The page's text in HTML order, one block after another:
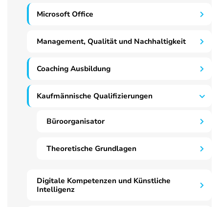
Microsoft Office
Management, Qualität und Nachhaltigkeit
Coaching Ausbildung
Kaufmännische Qualifizierungen
Büroorganisator
Theoretische Grundlagen
Digitale Kompetenzen und Künstliche
Intelligenz